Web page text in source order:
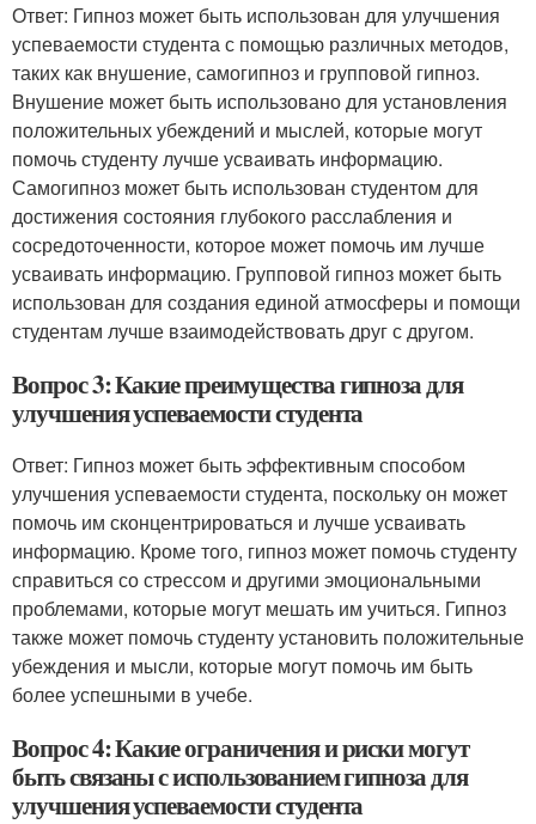
Ответ: Гипноз может быть использован для улучшения
успеваемости студента с помощью различных методов,
таких как внушение, самогипноз и групповой гипноз.
Внушение может быть использовано для установления
положительных убеждений и мыслей, которые могут
помочь студенту лучше усваивать информацию.
Самогипноз может быть использован студентом для
достижения состояния глубокого расслабления и
сосредоточенности, которое может помочь им лучше
усваивать информацию. Групповой гипноз может быть
использован для создания единой атмосферы и помощи
студентам лучше взаимодействовать друг с другом.
Вопрос 3: Какие преимущества гипноза для
улучшения успеваемости студента
Ответ: Гипноз может быть эффективным способом
улучшения успеваемости студента, поскольку он может
помочь им сконцентрироваться и лучше усваивать
информацию. Кроме того, гипноз может помочь студенту
справиться со стрессом и другими эмоциональными
проблемами, которые могут мешать им учиться. Гипноз
также может помочь студенту установить положительные
убеждения и мысли, которые могут помочь им быть
более успешными в учебе.
Вопрос 4: Какие ограничения и риски могут
быть связаны с использованием гипноза для
улучшения успеваемости студента